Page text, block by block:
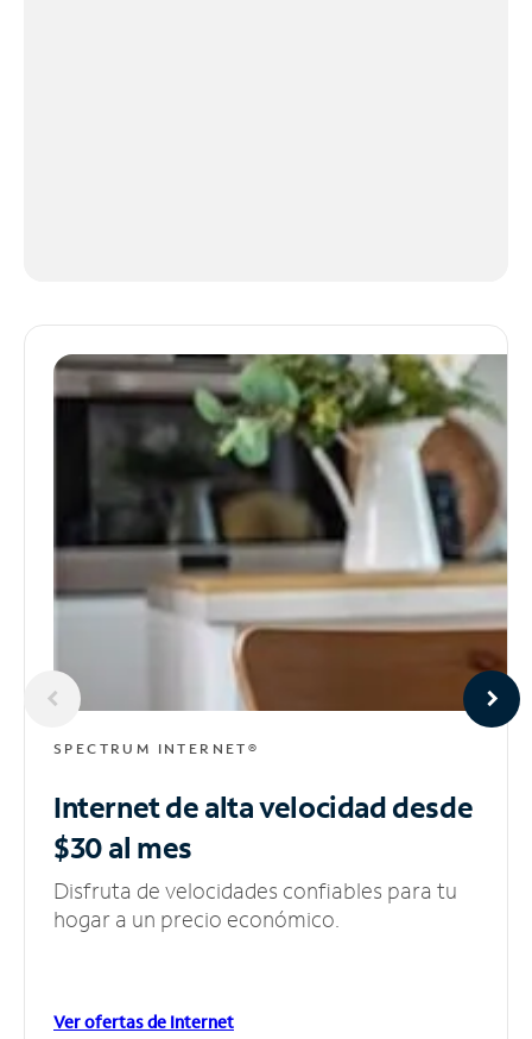
SPECTRUM INTERNET®
Internet de alta velocidaddesde
$30 al mes
Disfruta de velocidades confiables para tu
hogar a un precio económico.
Ver ofertas de Internet